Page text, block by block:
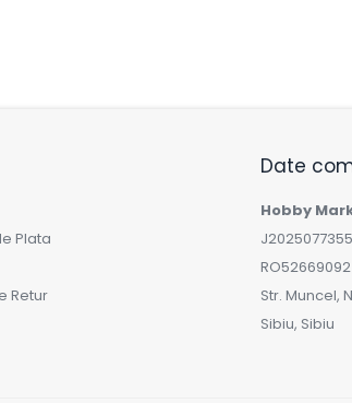
Plata
Retur
Date
Hobby
RO52669092
Str. Muncel,
Sibiu, Sibiu